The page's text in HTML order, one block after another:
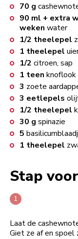
70 g
90 ml + extra
weken water
1/2 theelepel
1 theelepel
1/2 citroen, sap
1 teen knoflook
3 zoete
3 eetlepels
1/2 theelepel
30 g spinazie
5
1 theelepel
Stap
Laat de
Giet ze af en spoel